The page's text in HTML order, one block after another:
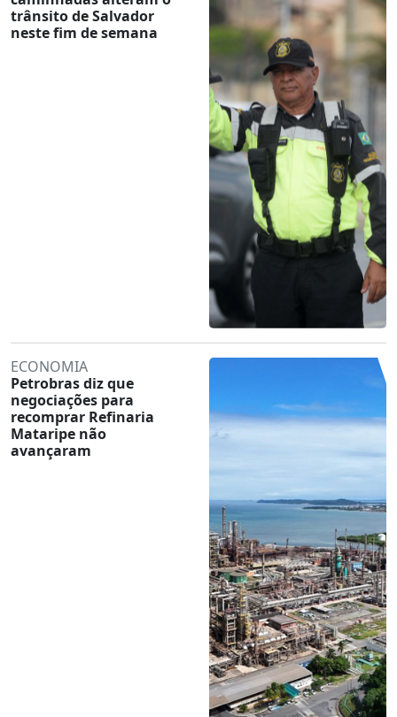
trânsito de Salvador
neste fim de semana
ECONOMIA
Petrobras diz que
negociações para
recomprar Refinaria
Mataripe não
avançaram